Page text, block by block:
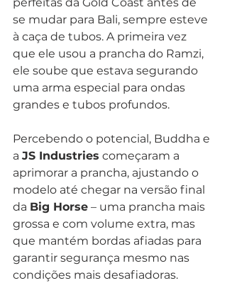
se mudar para Bali, sempre esteve
à caça de tubos. A primeira vez
que ele usou a prancha do Ramzi,
ele soube que estava segurando
uma arma especial para ondas
grandes e tubos profundos.
Percebendo o potencial, Buddha e
a JS Industries começaram a
aprimorar a prancha, ajustando o
modelo até chegar na versão final
da Big Horse – uma prancha mais
grossa e com volume extra, mas
que mantém bordas afiadas para
garantir segurança mesmo nas
condições mais desafiadoras.